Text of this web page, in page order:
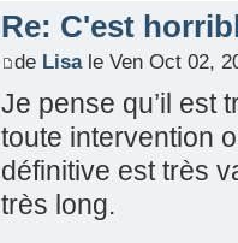
Re: C'est
de Lisale Ven Oct 02,
Je pense qu’il est
toute intervention
définitive est très
très long.